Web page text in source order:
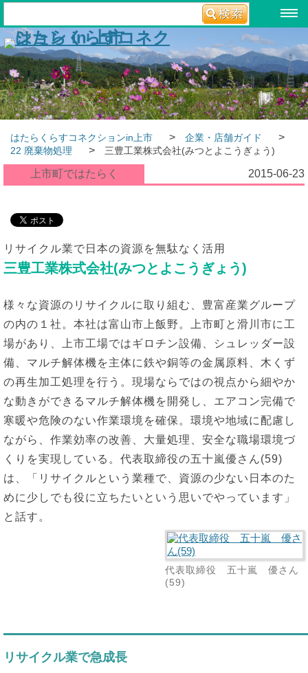
はたらくらすコネクションin上市 > 企業・店舗ガイド >
22 廃棄物処理 > 三豊工業株式会社(みつとよこうぎょう)
上市町ではたらく 2015-06-23
リサイクル業で日本の資源を無駄なく活用
三豊工業株式会社(みつとよこうぎょう)
様々な資源のリサイクルに取り組む、豊富産業グループ
の内の１社。本社は富山市上飯野。上市町と滑川市に工
場があり、上市工場ではギロチン設備、シュレッダー設
備、マルチ解体機を主体に鉄や銅等の金属原料、木くず
の再生加工処理を行う。現場ならではの視点から細やか
な動きができるマルチ解体機を開発し、エアコン完備で
寒暖や危険のない作業環境を確保。環境や地域に配慮し
ながら、作業効率の改善、大量処理、安全な職場環境づ
くりを実現している。代表取締役の五十嵐優さん(59)
は、「リサイクルという業種で、資源の少ない日本のた
めに少しでも役に立ちたいという思いでやっています」
と話す。
代表取締役 五十嵐 優さん
(59)
リサイクル業で急成長